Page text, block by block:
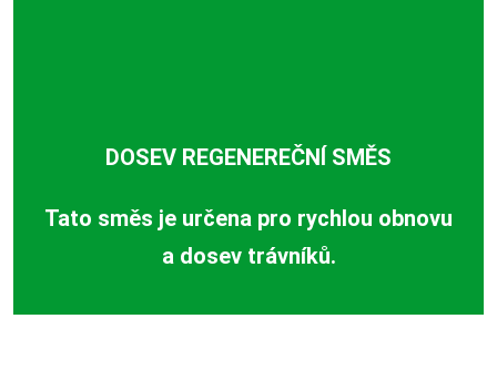
DOSEV REGENEREČNÍ SMĚS
Tato směs je určena pro rychlou obnovu
a dosev trávníků.